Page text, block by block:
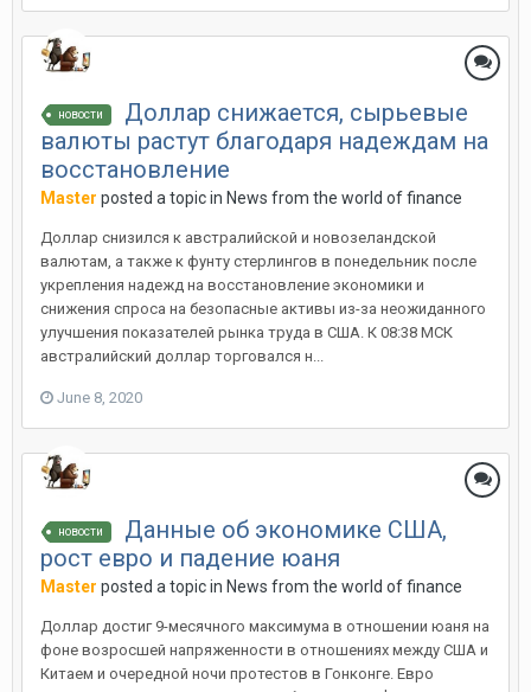
новости
Доллар снижается, сырьевые
валюты растут благодаря надеждам на
восстановление
Master posted a topic in News from the world of finance
Доллар снизился к австралийской и новозеландской
валютам, а также к фунту стерлингов в понедельник после
укрепления надежд на восстановление экономики и
снижения спроса на безопасные активы из-за неожиданного
улучшения показателей рынка труда в США. К 08:38 МСК
австралийский доллар торговался н...
June 8, 2020
новости
Данные об экономике США,
рост евро и падение юаня
Master posted a topic in News from the world of finance
Доллар достиг 9-месячного максимума в отношении юаня на
фоне возросшей напряженности в отношениях между США и
Китаем и очередной ночи протестов в Гонконге. Евро